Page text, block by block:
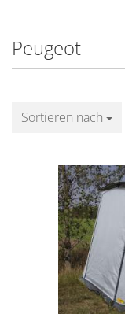
Peugeot
Sortieren nach
Sortieren nach